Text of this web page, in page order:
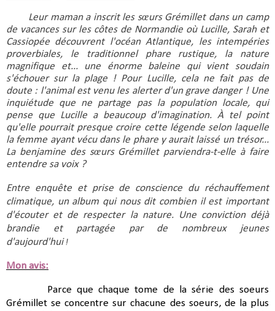
Leur maman a inscrit les sœurs Grémillet dans un camp
de vacances sur les côtes de Normandie où Lucille, Sarah et
Cassiopée découvrent l'océan Atlantique, les intempéries
proverbiales, le traditionnel phare rustique, la nature
magnifique et... une énorme baleine qui vient soudain
s'échouer sur la plage ! Pour Lucille, cela ne fait pas de
doute : l'animal est venu les alerter d'un grave danger ! Une
inquiétude que ne partage pas la population locale, qui
pense que Lucille a beaucoup d'imagination. À tel point
qu'elle pourrait presque croire cette légende selon laquelle
la femme ayant vécu dans le phare y aurait laissé un trésor...
La benjamine des sœurs Grémillet parviendra-t-elle à faire
entendre sa voix ?
Entre enquête et prise de conscience du réchauffement
climatique, un album qui nous dit combien il est important
d'écouter et de respecter la nature. Une conviction déjà
brandie et partagée par de nombreux jeunes
d'aujourd'hui !
Mon avis:
Parce que chaque tome de la série des soeurs
Grémillet se concentre sur chacune des soeurs, de la plus